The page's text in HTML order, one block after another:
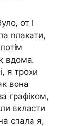
от і
nлакати,
вдома.
я трохи
вона
графіком,
вкласти
спала я,